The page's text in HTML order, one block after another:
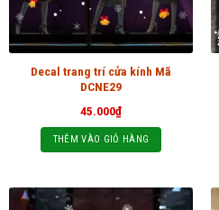
Decal trang trí cửa kính Mã
DCNE29
45.000₫
THÊM VÀO GIỎ HÀNG